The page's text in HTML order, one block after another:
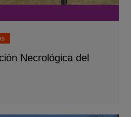
Necrológica del